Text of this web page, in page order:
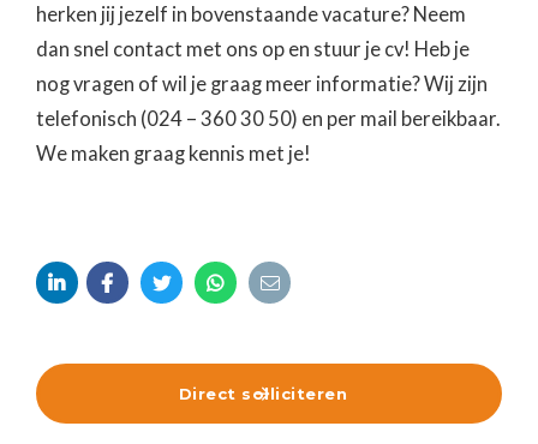
herken jij jezelf in bovenstaande vacature? Neem
dan snel contact met ons op en stuur je cv! Heb je
nog vragen of wil je graag meer informatie? Wij zijn
telefonisch (024 – 360 30 50) en per mail bereikbaar.
We maken graag kennis met je!
    
Direct solliciteren
